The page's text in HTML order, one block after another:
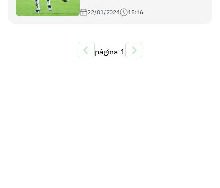
22/01/2024 15:16
página 1